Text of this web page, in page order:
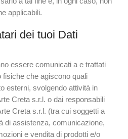
applicabili.
dei tuoi Dati
essere comunicati a e trattati
fisiche che agiscono quali
esterni, svolgendo attività in
Creta s.r.l. o dai responsabili
Creta s.r.l. (tra cui soggetti a
di assistenza, comunicazione,
e vendita di prodotti e/o